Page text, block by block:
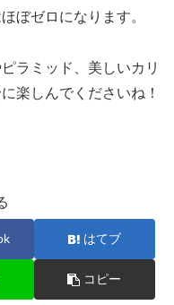
ぼゼロになります。
ラミッド、美しいカリ
楽しんでくださいね！
はてブ
コピー